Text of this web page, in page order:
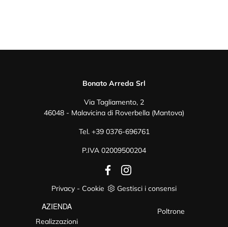
Bonato Arreda Srl
Via Tagliamento, 2
46048 - Malavicina di Roverbella (Mantova)
Tel. +39 0376-696761
P.IVA 02009500204
Privacy - Cookie Gestisci i consensi
AZIENDA
Realizzazioni
Poltrone